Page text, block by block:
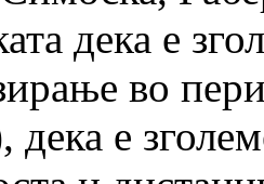
дека е
во
е